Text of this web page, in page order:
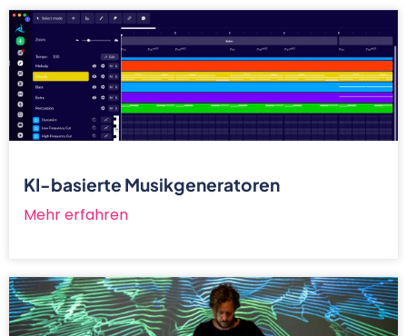
KI-basierte Musikgeneratoren
Mehr erfahren